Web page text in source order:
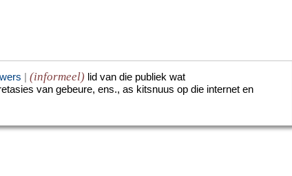
| (informeel) lid van die publiek wat
van gebeure, ens., as kitsnuus op die internet en